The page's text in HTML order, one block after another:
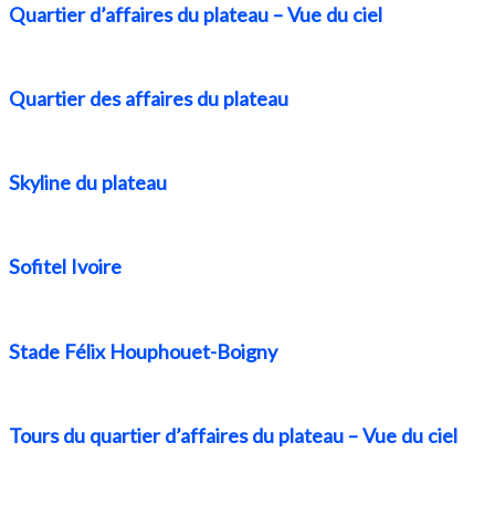
Quartier d’affaires du plateau – Vue du ciel
Quartier des affaires du plateau
Skyline du plateau
Sofitel Ivoire
Stade Félix Houphouet-Boigny
Tours du quartier d’affaires du plateau – Vue du ciel